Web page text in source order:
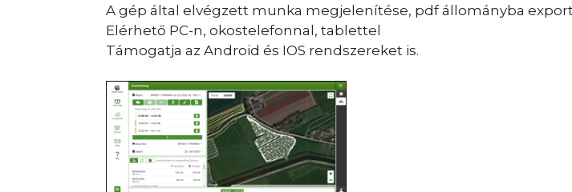
A gép által elvégzett munka megjelenítése, pdf állományba
Elérhető PC-n, okostelefonnal, tablettel
Támogatja az Android és IOS rendszereket is.